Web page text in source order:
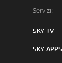
Servizi:
SKY TV
SKY APPS